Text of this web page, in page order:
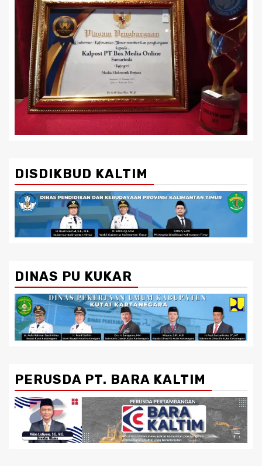
DISDIKBUD KALTIM
DINAS PU KUKAR
PERUSDA PT. BARA KALTIM